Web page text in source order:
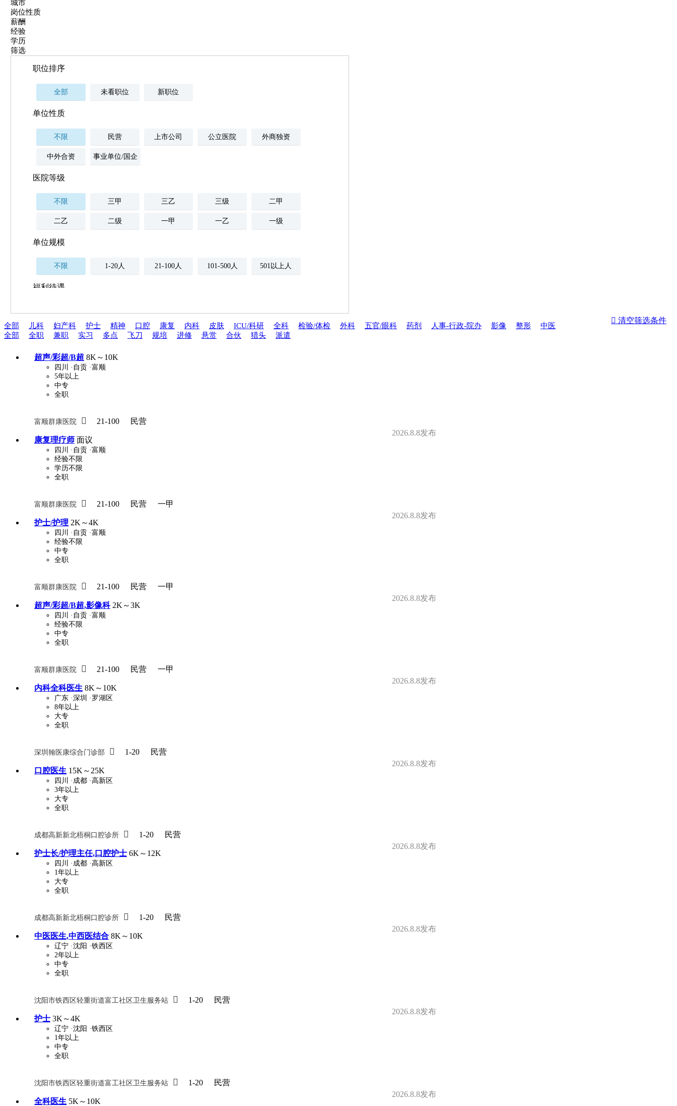
城市
岗位性质
薪酬
经验
学历
筛选
职位排序
全部 未看职位 新职位
单位性质
不限 民营 上市公司 公立医院 外商独资
中外合资 事业单位/国企
医院等级
不限 三甲 三乙 三级 二甲
二乙 二级 一甲 一乙 一级
单位规模
不限 1-20人 21-100人 101-500人 501以上人
福利待遇
薪资与社保
全勤奖 加班补助
法定节假日三薪
安排进修 科研启动金
关怀与福利
解决户口 事业编制
员工旅游
 清空筛选条件
全部 儿科 妇产科 护士 精神 口腔 康复 内科 皮肤 ICU/科研 全科 检验/体检 外科 五官/眼科 药剂 人事-行政-院办 影像 整形
中医
全部
全职 兼职 实习 多点 飞刀 规培 进修 悬赏 合伙 猎头 派遣
超声/彩超/B超 8K～10K
四川 ·自贡 ·富顺
5年以上
中专
全职
富顺群康医院  21-100
民营
2026.8.8发布
康复理疗师 面议
四川 ·自贡 ·富顺
经验不限
学历不限
全职
富顺群康医院  21-100 民营
一甲
2026.8.8发布
护士/护理 2K～4K
四川 ·自贡 ·富顺
经验不限
中专
全职
富顺群康医院  21-100 民营
一甲
2026.8.8发布
超声/彩超/B超,影像科 2K～3K
四川 ·自贡 ·富顺
经验不限
中专
全职
富顺群康医院  21-100 民营
一甲
2026.8.8发布
内科全科医生 8K～10K
广东 ·深圳 ·罗湖区
8年以上
大专
全职
深圳翰医康综合门诊部  1-20
民营
2026.8.8发布
口腔医生 15K～25K
四川 ·成都 ·高新区
3年以上
大专
全职
成都高新新北梧桐口腔诊所  1-20
民营
2026.8.8发布
护士长/护理主任,口腔护士 6K～12K
四川 ·成都 ·高新区
1年以上
大专
全职
成都高新新北梧桐口腔诊所  1-20
民营
2026.8.8发布
中医医生,中西医结合 8K～10K
辽宁 ·沈阳 ·铁西区
2年以上
中专
全职
沈阳市铁西区轻重街道富工社区卫生服务站  1-20
民营
2026.8.8发布
护士 3K～4K
辽宁 ·沈阳 ·铁西区
1年以上
中专
全职
沈阳市铁西区轻重街道富工社区卫生服务站  1-20
民营
2026.8.8发布
全科医生 5K～10K